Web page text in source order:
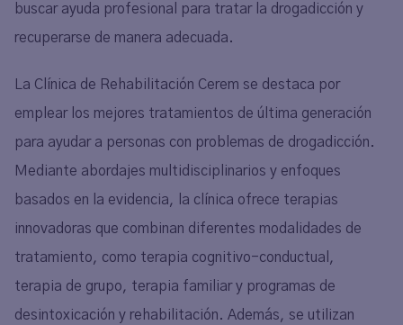
buscar ayuda profesional para tratar la drogadicción y
recuperarse de manera adecuada.
La Clínica de Rehabilitación Cerem se destaca por
emplear los mejores tratamientos de última generación
para ayudar a personas con problemas de drogadicción.
Mediante abordajes multidisciplinarios y enfoques
basados en la evidencia, la clínica ofrece terapias
innovadoras que combinan diferentes modalidades de
tratamiento, como terapia cognitivo-conductual,
terapia de grupo, terapia familiar y programas de
desintoxicación y rehabilitación. Además, se utilizan